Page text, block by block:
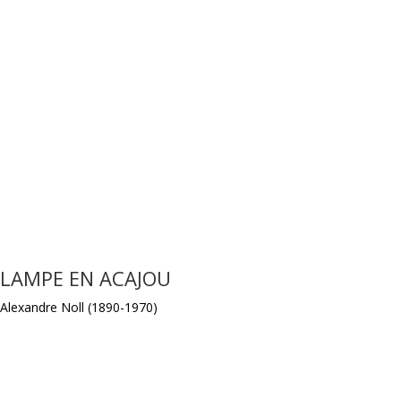
LAMPE EN ACAJOU
Alexandre Noll (1890-1970)